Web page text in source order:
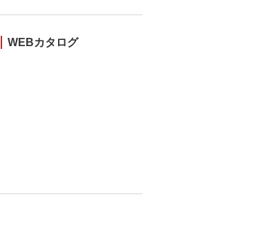
WEBカタログ